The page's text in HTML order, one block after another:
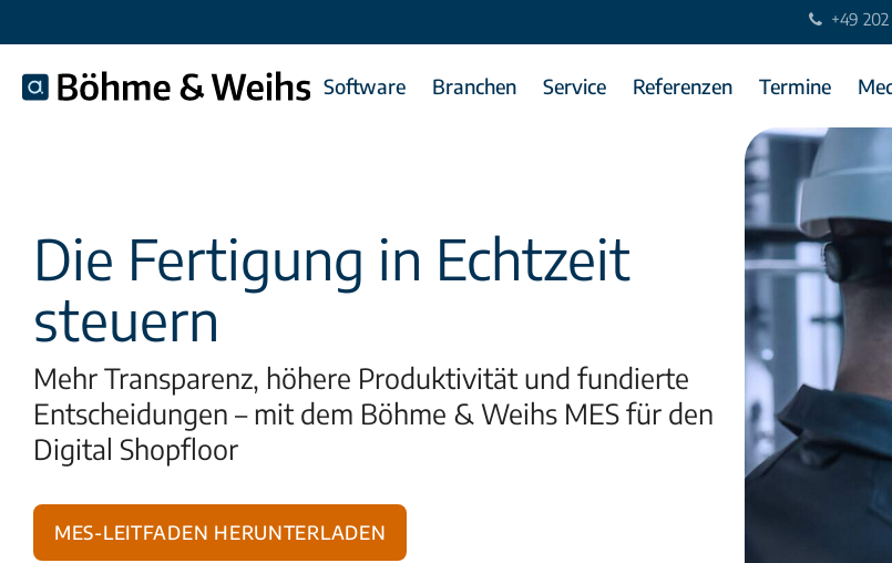
+49
Software Branchen Service Referenzen Termine
Die Fertigung in Echtzeit
steuern
Mehr Transparenz, höhere Produktivität und fundierte
Entscheidungen – mit dem Böhme & Weihs MES für den
Digital Shopfloor
MES-Leitfaden herunterladen